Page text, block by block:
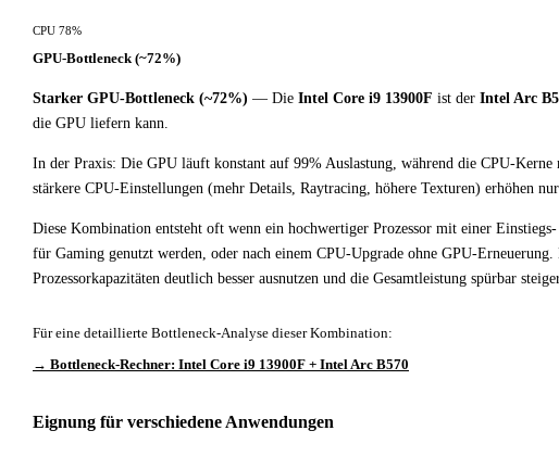
CPU 78%
GPU-Bottleneck (~72%)
Starker GPU-Bottleneck (~72%) — Die Intel Core i9 13900F ist der Intel Arc
die GPU liefern kann.
In der Praxis: Die GPU läuft konstant auf 99% Auslastung, während die CPU-
stärkere CPU-Einstellungen (mehr Details, Raytracing, höhere Texturen) erhöhen
Diese Kombination entsteht oft wenn ein hochwertiger Prozessor mit einer
für Gaming genutzt werden, oder nach einem CPU-Upgrade ohne GPU-
Prozessorkapazitäten deutlich besser ausnutzen und die Gesamtleistung spürbar
Für eine detaillierte Bottleneck-Analyse dieser Kombination:
→ Bottleneck-Rechner: Intel Core i9 13900F + Intel Arc B570
Eignung für verschiedene Anwendungen